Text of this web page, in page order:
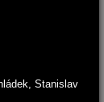
Stanislav